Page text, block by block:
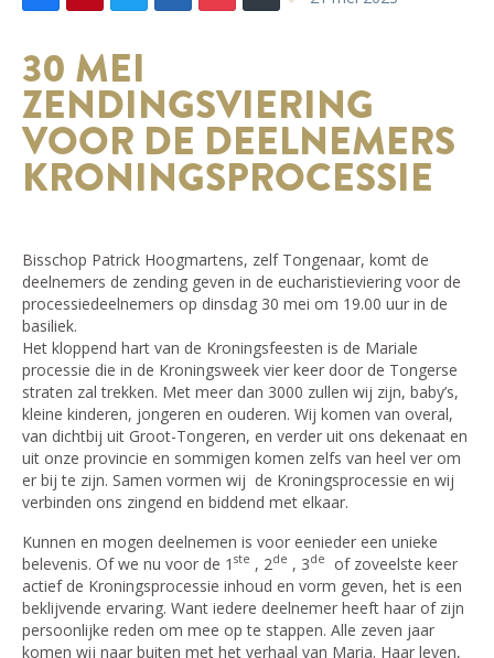
30 MEI
ZENDINGSVIERING
VOOR DE DEELNEMERS
KRONINGSPROCESSIE
Bisschop Patrick Hoogmartens, zelf Tongenaar, komt de
deelnemers de zending geven in de eucharistieviering voor de
processiedeelnemers op dinsdag 30 mei om 19.00 uur in de
basiliek.
Het kloppend hart van de Kroningsfeesten is de Mariale
processie die in de Kroningsweek vier keer door de Tongerse
straten zal trekken. Met meer dan 3000 zullen wij zijn, baby’s,
kleine kinderen, jongeren en ouderen. Wij komen van overal,
van dichtbij uit Groot-Tongeren, en verder uit ons dekenaat en
uit onze provincie en sommigen komen zelfs van heel ver om
er bij te zijn. Samen vormen wij de Kroningsprocessie en wij
verbinden ons zingend en biddend met elkaar.
Kunnen en mogen deelnemen is voor eenieder een unieke
belevenis. Of we nu voor de 1 ste , 2de , 3de
of zoveelste keer
actief de Kroningsprocessie inhoud en vorm geven, het is een
beklijvende ervaring. Want iedere deelnemer heeft haar of zijn
persoonlijke reden om mee op te stappen. Alle zeven jaar
komen wij naar buiten met het verhaal van Maria. Haar leven,